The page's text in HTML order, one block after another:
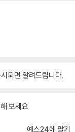
되면 알려드립니다.
보세요.
예스24에 팔기